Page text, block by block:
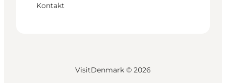
Kontakt
VisitDenmark © 2026